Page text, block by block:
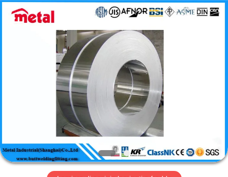
PRODOTTI
GIRO
2026
TOBO
STEEL
GROUP